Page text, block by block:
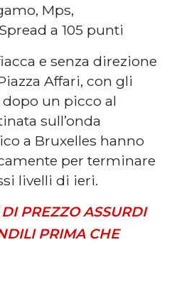
Mps,
a 105 punti
e senza direzione
Affari, con gli
un picco al
sull’onda
a Bruxelles hanno
per terminare
livelli di ieri.
PREZZO ASSURDI
PRIMA CHE